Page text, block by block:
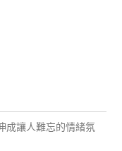
成讓人難忘的情緒氛